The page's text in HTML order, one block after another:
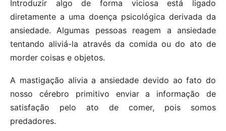
Introduzir algo de forma viciosa está ligado
diretamente a uma doença psicológica derivada da
ansiedade. Algumas pessoas reagem a ansiedade
tentando aliviá-la através da comida ou do ato de
morder coisas e objetos.
A mastigação alivia a ansiedade devido ao fato do
nosso cérebro primitivo enviar a informação de
satisfação pelo ato de comer, pois somos
predadores.